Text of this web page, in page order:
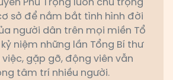
sở để nắm bắt tình hình đời
người dân trên mọi miền Tổ
niệm những lần Tổng Bí thư
gặp gỡ, động viên vẫn
tâm trí nhiều người.